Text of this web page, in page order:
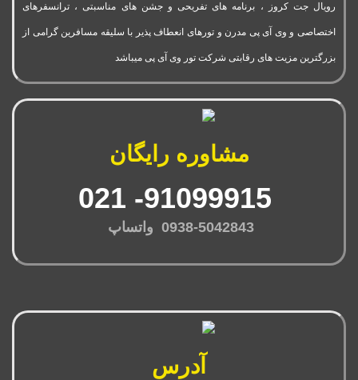
رویال جت کروز ، برنامه های تفریحی و جشن های مناسبتی ، ترانسفرهای
اختصاصی و وی آی پی مدرن و تورهای انعطاف پذیر با سلیقه مسافرین گرامی از
بزرگترین مزیت های رقابتی شرکت تور وی آی پی میباشد
مشاوره رایگان
0938-5042843 واتساپ
آدرس